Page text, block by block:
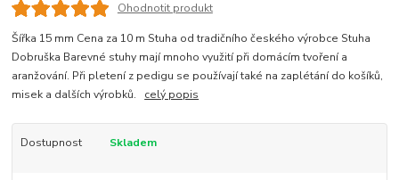
Ohodnotit produkt
Šířka 15 mm Cena za 10 m Stuha od tradičního českého výrobce Stuha
Dobruška Barevné stuhy mají mnoho využití při domácím tvoření a
aranžování. Při pletení z pedigu se používají také na zaplétání do košíků,
misek a dalších výrobků. celý popis
Dostupnost Skladem